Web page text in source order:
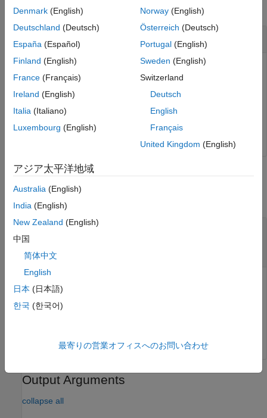
collapse all
Get Execution Self Time in Ticks
To get the number of timer ticks recorded for the profiled
code section, use the
SelfTimeInTicksproperty of the
NthSectionProfile
SelfTicks = NthSectionProfile.SelfTimeInTicks;
Input Arguments
NthSectionProfile
coder.profile.ExecutionTimeSection
coder.profile.ExecutionTimeSection
thecoder.profile.ExecutionTime
Output Arguments
collapse all
Denmark (English)
Deutschland (Deutsch)
España (Español)
Finland (English)
France (Français)
Ireland (English)
Italia (Italiano)
Luxembourg (English)
Norway(English)
Österreich (Deutsch)
Portugal(English)
Sweden (English)
Switzerland
Deutsch
English
Français
United Kingdom (English)
アジア太平洋地域
Australia (English)
India (English)
New Zealand (English)
中国
简体中文
English
日本 (日本語)
한국 (한국어)
最寄りの営業オフィスへのお問い合わせ